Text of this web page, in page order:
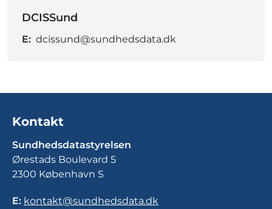
DCISSund
E: dcissund@sundhedsdata.dk
Kontakt
Sundhedsdatastyrelsen
Ørestads Boulevard 5
2300 København S
E: kontakt@sundhedsdata.dk